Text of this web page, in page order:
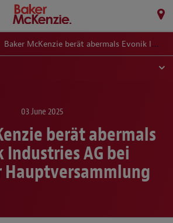
Baker McKenzie berät abermals Evonik Industries AG bei virtueller Hauptversammlung
03 June 2025
berät abermals
Industries AG bei